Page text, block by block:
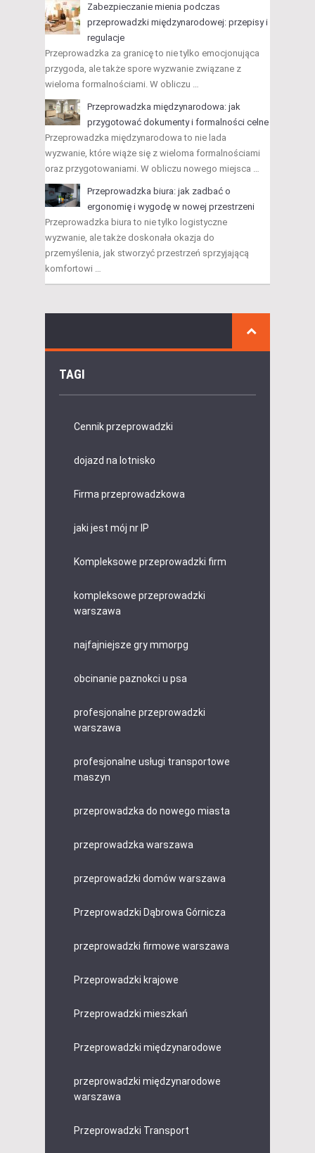
Zabezpieczanie mienia podczas
przeprowadzki międzynarodowej: przepisy i
regulacje
Przeprowadzka za granicę to nie tylko emocjonująca
przygoda, ale także spore wyzwanie związane z
wieloma formalnościami. W obliczu …
Przeprowadzka międzynarodowa: jak
przygotować dokumenty i formalności celne
Przeprowadzka międzynarodowa to nie lada
wyzwanie, które wiąże się z wieloma formalnościami
oraz przygotowaniami. W obliczu nowego miejsca …
Przeprowadzka biura: jak zadbać o
ergonomię i wygodę w nowej przestrzeni
Przeprowadzka biura to nie tylko logistyczne
wyzwanie, ale także doskonała okazja do
przemyślenia, jak stworzyć przestrzeń sprzyjającą
komfortowi …
TAGI
Cennik przeprowadzki
dojazd na lotnisko
Firma przeprowadzkowa
jaki jest mój nr IP
Kompleksowe przeprowadzki firm
kompleksowe przeprowadzki
warszawa
najfajniejsze gry mmorpg
obcinanie paznokci u psa
profesjonalne przeprowadzki
warszawa
profesjonalne usługi transportowe
maszyn
przeprowadzka do nowego miasta
przeprowadzka warszawa
przeprowadzki domów warszawa
Przeprowadzki Dąbrowa Górnicza
przeprowadzki firmowe warszawa
Przeprowadzki krajowe
Przeprowadzki mieszkań
Przeprowadzki międzynarodowe
przeprowadzki międzynarodowe
warszawa
Przeprowadzki Transport